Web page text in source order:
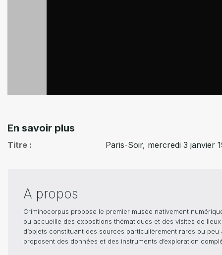
En savoir plus
Titre Paris-Soir, mercredi 3 janvier
A propos
Criminocorpus propose le premier musée nativement
ou accueille des expositions thématiques et des visites de
d’objets constituant des sources particulièrement rares ou
proposent des données et des instruments d’exploration